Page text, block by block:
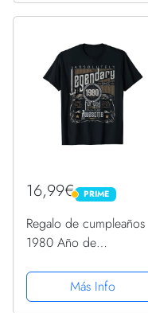
16,99€ PRIME
PRIME
Regalo de cumpleaños
1980 Año de
CamisetaMás Info